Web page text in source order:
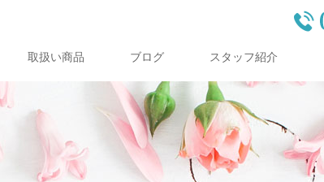
取扱い商品 ブログ スタッフ紹介